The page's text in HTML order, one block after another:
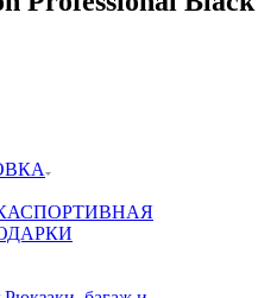
СПОРТИВНАЯ